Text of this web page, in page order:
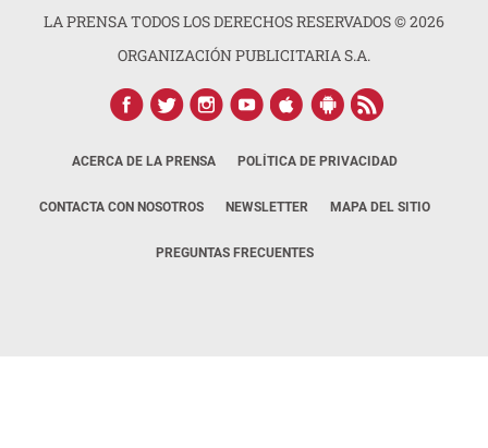
LA PRENSA TODOS LOS DERECHOS RESERVADOS ©2026
ORGANIZACIÓN PUBLICITARIA S.A.
ACERCA DE LA PRENSA POLÍTICA DE PRIVACIDAD
CONTACTA CON NOSOTROS NEWSLETTER MAPA DEL SITIO
PREGUNTAS FRECUENTES